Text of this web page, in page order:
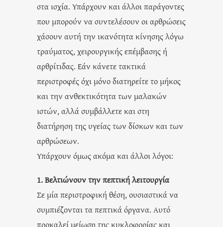
στα ισχία. Υπάρχουν και άλλοι παράγοντες
που μπορούν να συντελέσουν οι αρθρώσεις
χάσουν αυτή την ικανότητα κίνησης λόγω
τραύματος, χειρουργικής επέμβασης ή
αρθρίτιδας. Εάν κάνετε τακτικά
περιστροφές όχι μόνο διατηρείτε το μήκος
και την ανθεκτικότητα των μαλακών
ιστών, αλλά συμβάλλετε και στη
διατήρηση της υγείας των δίσκων και των
αρθρώσεων.
Υπάρχουν όμως ακόμα και άλλοι λόγοι:
1. Βελτιώνουν την πεπτική λειτουργία
Σε μία περιστροφική θέση, ουσιαστικά να
συμπιέζονται τα πεπτικά όργανα. Αυτό
προκαλεί μείωση της κυκλοφορίας και